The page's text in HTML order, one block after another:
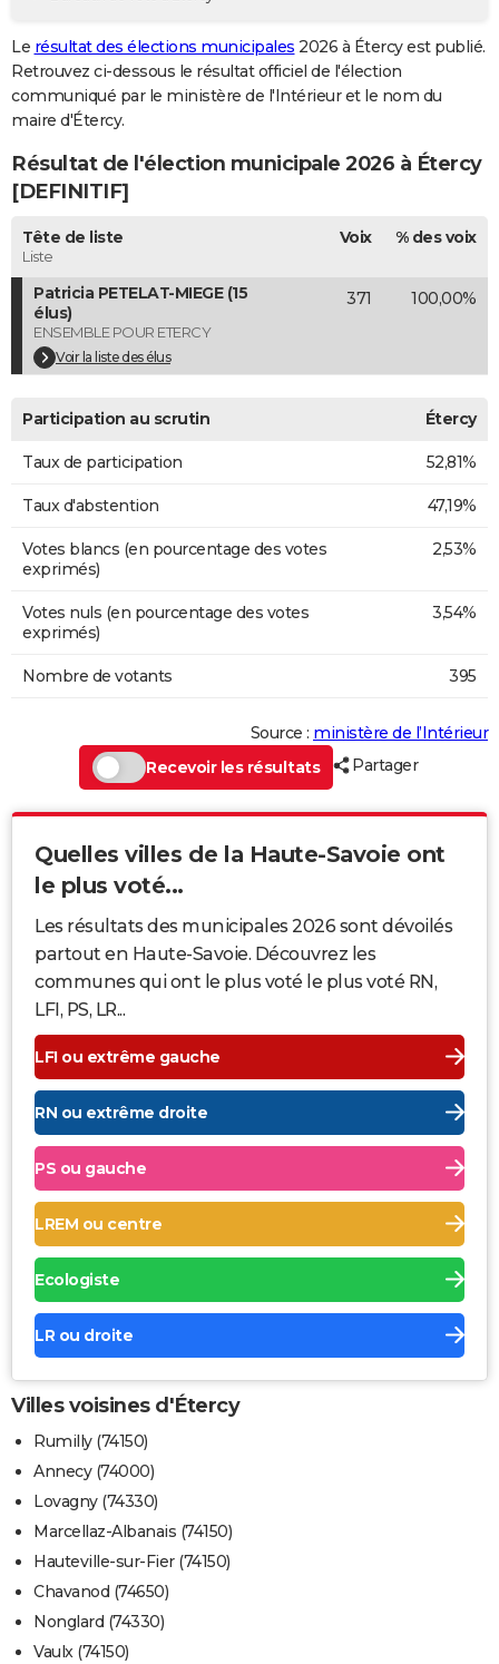
GUIDES D'ACHAT
BONS PLANS
CARTE DE VOEUX
Carte de Noël
Carte Bonne année
Carte Saint-Valentin
Carte Pâques
Carte d'anniversaire
DICTIONNAIRE
Dictionnaire
Biographies
Citations
Expressions
Proverbes
PROGRAMME TV
COPAINS D'AVANT
S'inscrire
Se connecter
Lycées
Collèges
Primaires
Universités
Entreprises
Service militaire
Avis de recherche
AVIS DE DÉCÈS
Bricolage
Lifestyle
Culture
Sport
Auto
Television
Voyage
Cinema
Le résultat des élections municipales 2026 à Étercy est publié.
Retrouvez ci-dessous le résultat officiel de l'élection
communiqué par le ministère de l'Intérieur et le nom du
maire d'Étercy.
Résultat de l'élection municipale 2026 à Étercy
[DEFINITIF]
Tête de liste
Liste
Voix % des voix
Patricia PETELAT-MIEGE (15
élus)
ENSEMBLE POUR ETERCY
Voir la liste des élus
371 100,00%
Participation au scrutin Étercy
Taux de participation 52,81%
Taux d'abstention 47,19%
Votes blancs (en pourcentage des votes
exprimés)
2,53%
Votes nuls (en pourcentage des votes
exprimés)
3,54%
Nombre de votants 395
Source : ministère de l’Intérieur
Recevoir les résultats
Partager
Quelles villes de la Haute-Savoie ont
le plus voté...
Les résultats des municipales 2026 sont dévoilés
partout en Haute-Savoie. Découvrez les
communes qui ont le plus voté le plus voté RN,
LFI, PS, LR...
LFI ou extrême gauche
RN ou extrême droite
PS ou gauche
LREM ou centre
Ecologiste
LR ou droite
Villes voisines d'Étercy
Rumilly (74150)
Annecy (74000)
Lovagny (74330)
Marcellaz-Albanais (74150)
Hauteville-sur-Fier (74150)
Chavanod (74650)
Nonglard (74330)
Vaulx (74150)